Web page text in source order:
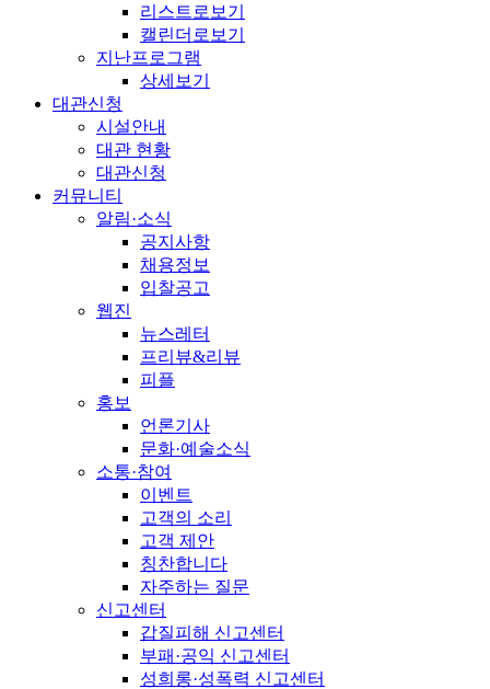
리스트로보기
캘린더로보기
지난프로그램
상세보기
대관신청
시설안내
대관 현황
대관신청
커뮤니티
알림·소식
공지사항
채용정보
입찰공고
웹진
뉴스레터
프리뷰&리뷰
피플
홍보
언론기사
문화·예술소식
소통·참여
이벤트
고객의 소리
고객 제안
칭찬합니다
자주하는 질문
신고센터
갑질피해 신고센터
부패·공익 신고센터
성희롱·성폭력 신고센터